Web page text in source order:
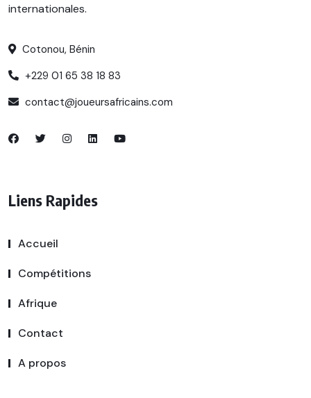
internationales.
Cotonou, Bénin
+229 01 65 38 18 83
contact@joueursafricains.com
Liens Rapides
Accueil
Compétitions
Afrique
Contact
A propos